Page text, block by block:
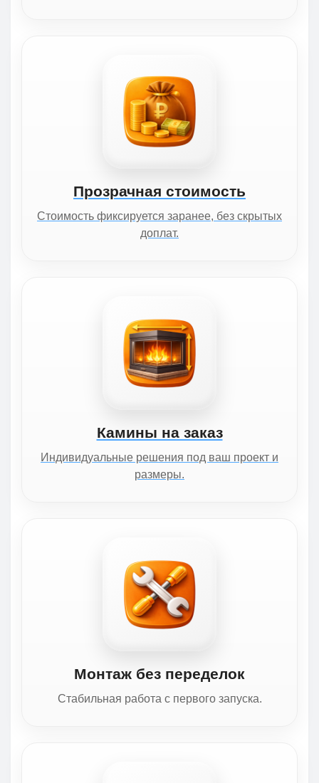
Прозрачная стоимость
Стоимость фиксируется заранее, без скрытых
доплат.
Камины на заказ
Индивидуальные решения под ваш проект и
размеры.
Монтаж без переделок
Стабильная работа с первого запуска.